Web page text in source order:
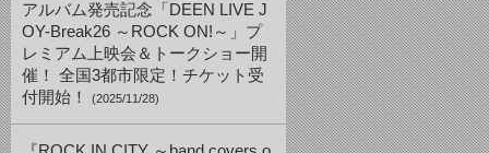
アルバム発売記念「DEEN LIVE J
OY-Break26 ～ROCK ON!～」プ
レミアム上映会＆トークショー開
催！ 全国3都市限定！チケット受
付開始！
(2025/11/28)